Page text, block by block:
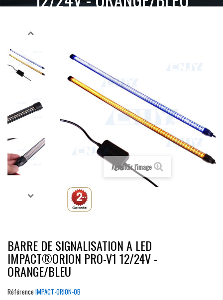
Agrandir l'image
BARRE DE SIGNALISATION A LED
IMPACT®ORION PRO-V1 12/24V -
ORANGE/BLEU
Référence IMPACT-ORION-OB